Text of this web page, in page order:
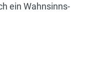
ein Wahnsinns-